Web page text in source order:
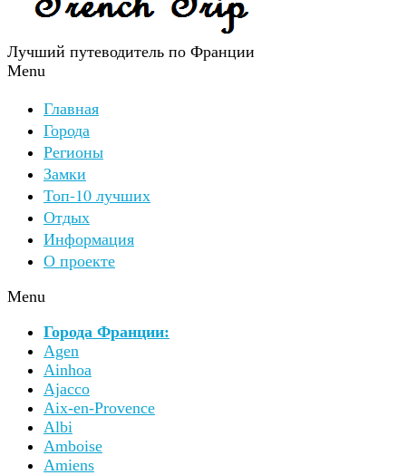
Лучший путеводитель по Франции
Menu
Главная
Города
Регионы
Замки
Топ-10 лучших
Отдых
Информация
О проекте
Menu
Города Франции:
Agen
Ainhoa
Ajacco
Aix-en-Provence
Albi
Amboise
Amiens